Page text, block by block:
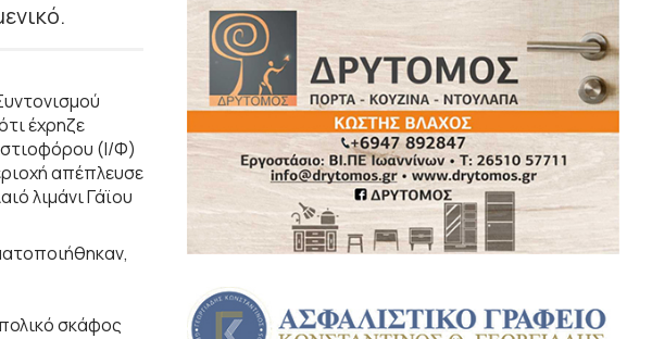
έχρηζε
(Ι/Φ)
απέπλευσε
λιμάνι Γάϊου
σκάφος